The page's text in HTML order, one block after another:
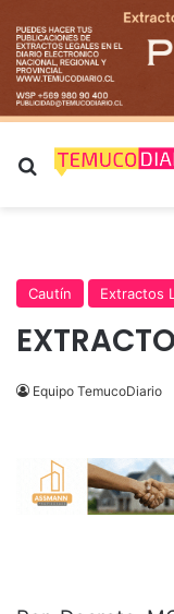
Buscar por
Cautín Extractos
EXTRACTO
Equipo TemucoDiario